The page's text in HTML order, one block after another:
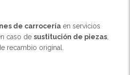
de carrocería en servicios
caso de sustitución de piezas
recambio original.